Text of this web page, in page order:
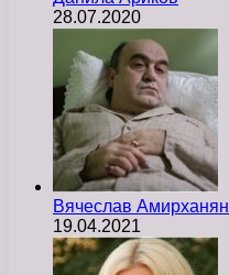
28.07.2020
Вячеслав Амирханян
19.04.2021